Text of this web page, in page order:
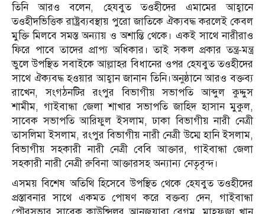
তিনি আরও বলেন, হেযবুত তওহীদের এমামের আহ্বানে
তওহীদভিত্তিক রাষ্ট্রব্যবস্থায় পুরো জাতিকে ঐক্যবদ্ধ করলেই কেবল
মুক্তি মিলবে সমস্ত অন্যায় ও অশান্তি থেকে। একই সাথে নারীরাও
ফিরে পাবে তাদের প্রাপ্য অধিকার। তাই সকল প্রকার তন্ত্র-মন্ত্র
ভুলে উপস্থিত সবাইকে আল্লাহর বিধানের ওপর হেযবুত তওহীদের
সাথে ঐক্যবদ্ধ হওয়ার আহ্বান জানান তিনি।অনুষ্ঠানে আরও বক্তব্য
রাখেন, সংগঠনটির রংপুর বিভাগীয় সভাপতি আব্দুল কুদ্দুস
শামীম, গাইবান্ধা জেলা শাখার সভাপতি জাহিদ হাসান মুকুল,
সাবেক সভাপতি আরিফুল ইসলাম, ঢাকা বিভাগীয় নারী নেত্রী
তাসলিমা ইসলাম, রংপুর বিভাগীয় নারী নেত্রী উম্মে হানি ইসলাম,
বিভাগীয় সহকারী নারী নেত্রী বেবি আক্তার, গাইবান্ধা জেলা
সহকারী নারী নেত্রী রুবিনা আক্তারসহ অন্যান্য নেতৃবৃন্দ।
এসময় বিশেষ অতিথি হিসেবে উপস্থিত থেকে হেযবুত তওহীদের
প্রস্তাবনার সাথে একমত পোষণ করে বক্তব্য দেন, গাইবান্ধা